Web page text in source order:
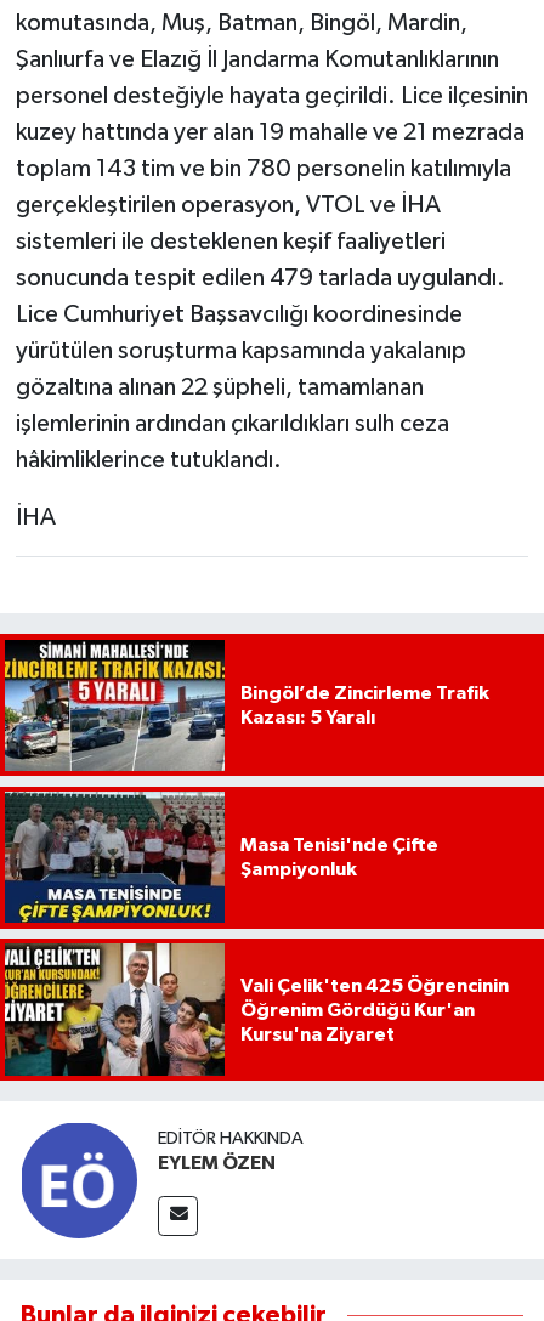
komutasında, Muş, Batman, Bingöl, Mardin,
Şanlıurfa ve Elazığ İl Jandarma Komutanlıklarının
personel desteğiyle hayata geçirildi. Lice ilçesinin
kuzey hattında yer alan 19 mahalle ve 21 mezrada
toplam 143 tim ve bin 780 personelin katılımıyla
gerçekleştirilen operasyon, VTOL ve İHA
sistemleri ile desteklenen keşif faaliyetleri
sonucunda tespit edilen 479 tarlada uygulandı.
Lice Cumhuriyet Başsavcılığı koordinesinde
yürütülen soruşturma kapsamında yakalanıp
gözaltına alınan 22 şüpheli, tamamlanan
işlemlerinin ardından çıkarıldıkları sulh ceza
hâkimliklerince tutuklandı.
İHA
Bingöl’de Zincirleme Trafik
Kazası: 5 Yaralı
Masa Tenisi'nde Çifte
Şampiyonluk
Vali Çelik'ten 425 Öğrencinin
Öğrenim Gördüğü Kur'an
Kursu'na Ziyaret
EDITÖR HAKKINDA
EYLEM ÖZEN
Bunlar da ilginizi çekebilir